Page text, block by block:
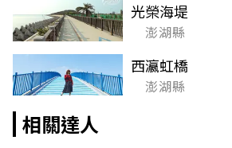
光榮海堤
澎湖縣
西瀛虹橋
澎湖縣
相關達人